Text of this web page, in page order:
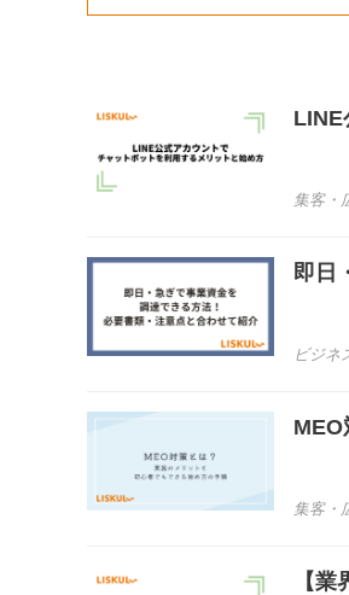
LINE
集客・
即日
ビジネ
MEO
集客・
【